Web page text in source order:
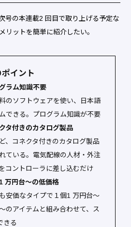
号の本連載2 回目で取り上げる予定な
リットを簡単に紹介したい。
イント
ラム知識不要
のソフトウェアを使い、日本語
できる。プログラム知識が不要
付きのカタログ製品
、コネクタ付きのカタログ製品
ている。電気配線の人材・外注
コントローラに差し込むだけ
円台～の低価格
安価なタイプで１個1 万円台～
のアイテムと組み合わせて、ス
きる